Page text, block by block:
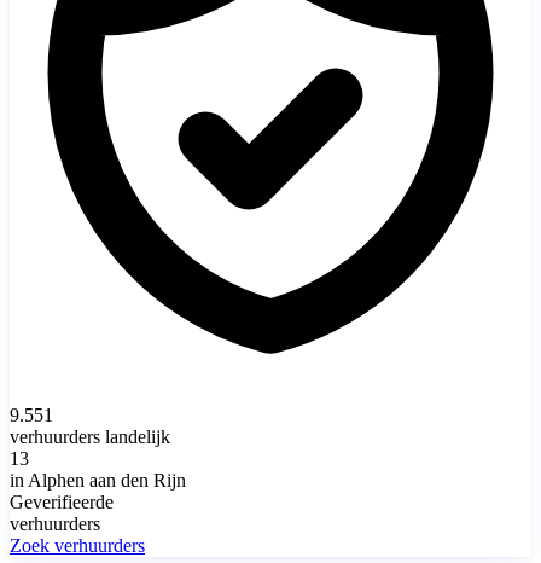
9.551
verhuurders landelijk
13
in Alphen aan den Rijn
Geverifieerde
verhuurders
Zoek verhuurders